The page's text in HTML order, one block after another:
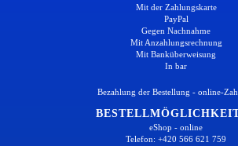
Mit der Zahlungskarte
PayPal
Gegen Nachnahme
Mit Anzahlungsrechnung
Mit Banküberweisung
In bar
Bezahlung der Bestellung - online-
eShop - online
Telefon: +420 566 621 759